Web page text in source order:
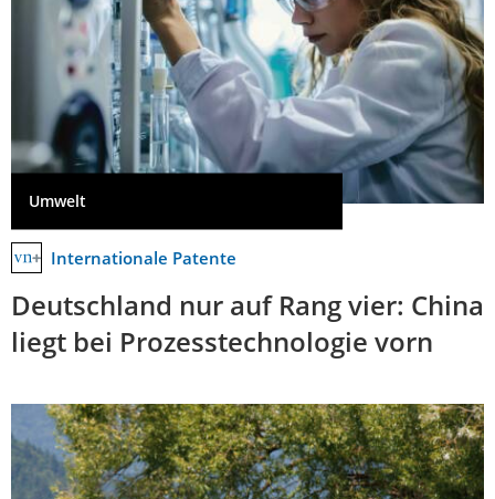
Umwelt
Internationale Patente
Deutschland nur auf Rang vier: China
liegt bei Prozesstechnologie vorn